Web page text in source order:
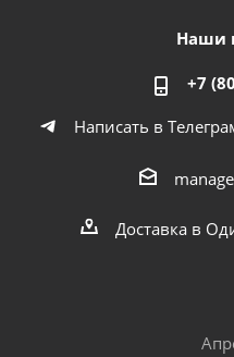
Наши
+7
Написать в
Доставка в